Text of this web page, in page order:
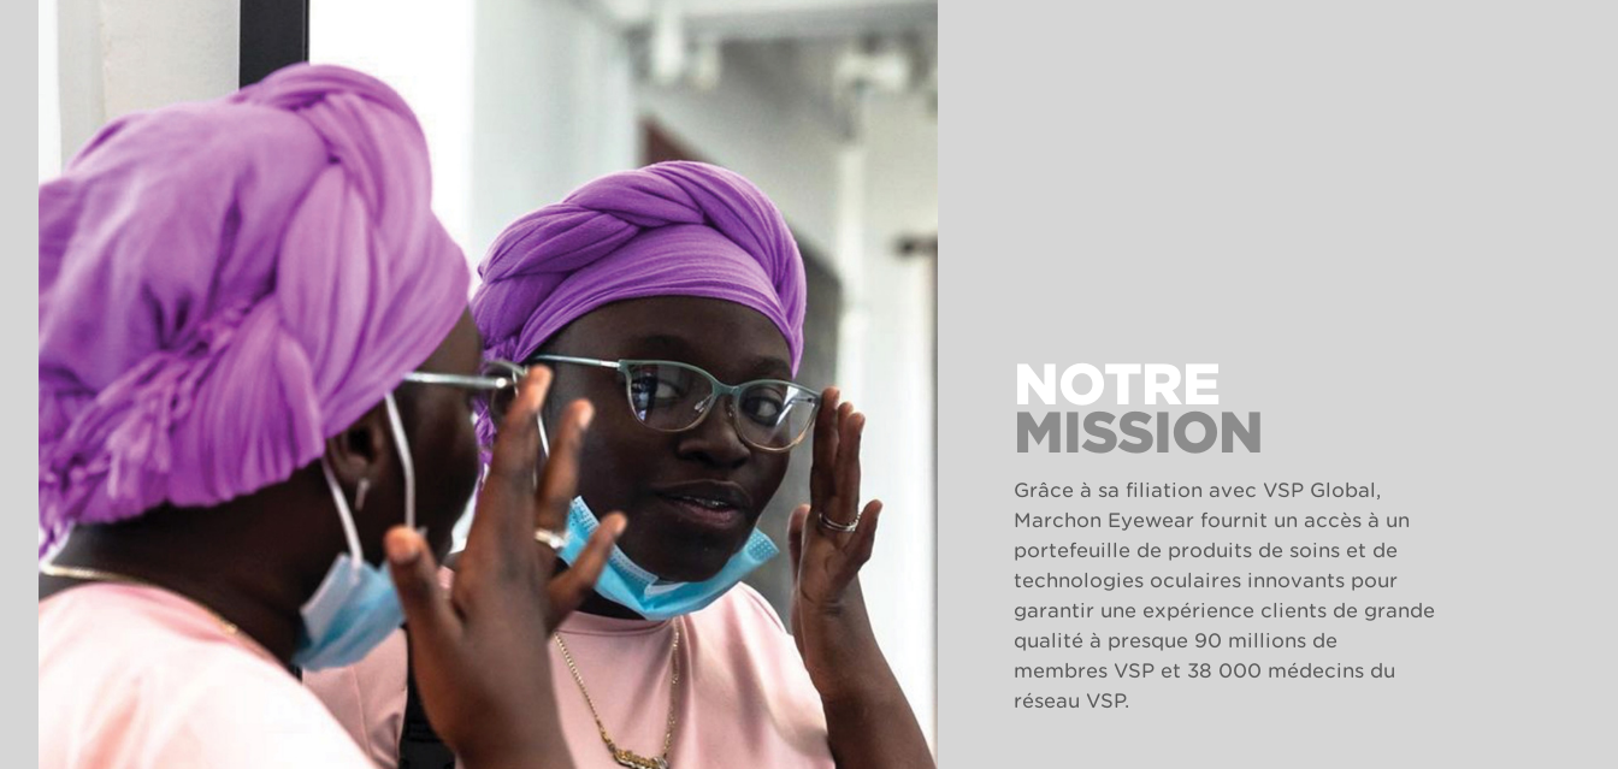
NOTRE
MISSION
Grâce à sa filiation avec VSP Global,
Marchon Eyewear fournit un accès à un
portefeuille de produits de soins et de
technologies oculaires innovants pour
garantir une expérience clients de grande
qualité à presque 90 millions de
membres VSP et 38 000 médecins du
réseau VSP.